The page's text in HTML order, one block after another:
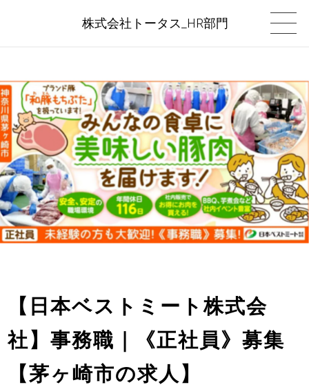
株式会社トータス_HR部門
【日本ベストミート株式会
社】事務職｜《正社員》募集
【茅ヶ崎市の求人】